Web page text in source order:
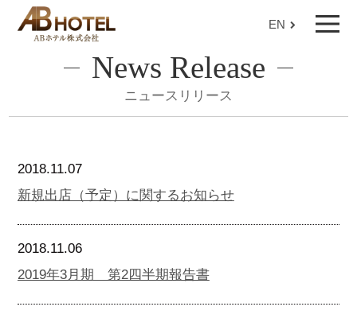
EN
News Release
ニュースリリース
2018.11.07
新規出店（予定）に関するお知らせ
2018.11.06
2019年3月期 第2四半期報告書